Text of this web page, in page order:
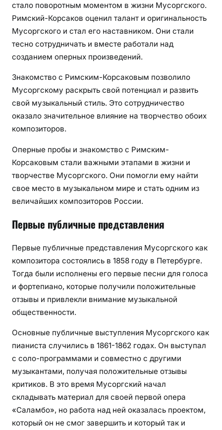
стало поворотным моментом в жизни Мусоргского.
Римский-Корсаков оценил талант и оригинальность
Мусоргского и стал его наставником. Они стали
тесно сотрудничать и вместе работали над
созданием оперных произведений.
Знакомство с Римским-Корсаковым позволило
Мусоргскому раскрыть свой потенциал и развить
свой музыкальный стиль. Это сотрудничество
оказало значительное влияние на творчество обоих
композиторов.
Оперные пробы и знакомство с Римским-
Корсаковым стали важными этапами в жизни и
творчестве Мусоргского. Они помогли ему найти
свое место в музыкальном мире и стать одним из
величайших композиторов России.
Первые публичные представления
Первые публичные представления Мусоргского как
композитора состоялись в 1858 году в Петербурге.
Тогда были исполнены его первые песни для голоса
и фортепиано, которые получили положительные
отзывы и привлекли внимание музыкальной
общественности.
Основные публичные выступления Мусоргского как
пианиста случились в 1861-1862 годах. Он выступал
с соло-программами и совместно с другими
музыкантами, получая положительные отзывы
критиков. В это время Мусоргский начал
складывать материал для своей первой опера
«Саламбо», но работа над ней оказалась проектом,
который он не смог завершить и который так и